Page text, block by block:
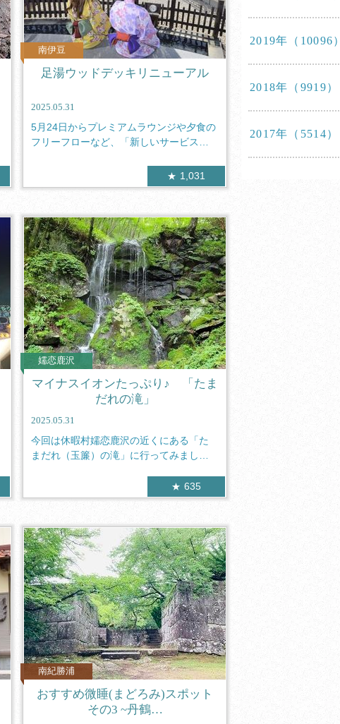
南伊豆
足湯ウッドデッキリニューアル
2025.05.31
5月24日からプレミアムラウンジや夕食の
フリーフローなど、「新しいサービス」
1,031
嬬恋鹿沢
マイナスイオンたっぷり♪ 「たま
だれの滝」
2025.05.31
今回は休暇村嬬恋鹿沢の近くにある「た
まだれ（玉簾）の滝」に行ってみまし
635
南紀勝浦
おすすめ微睡(まどろみ)スポット
その3 ~丹鶴…
2019年（10096）
2018年（9919）
2017年（5514）